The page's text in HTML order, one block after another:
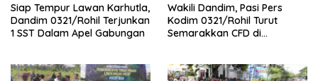
Siap Tempur Lawan Karhutla,
Dandim 0321/Rohil Terjunkan
1 SST Dalam Apel Gabungan
Wakili Dandim, Pasi Pers
Kodim 0321/Rohil Turut
Semarakkan CFD di